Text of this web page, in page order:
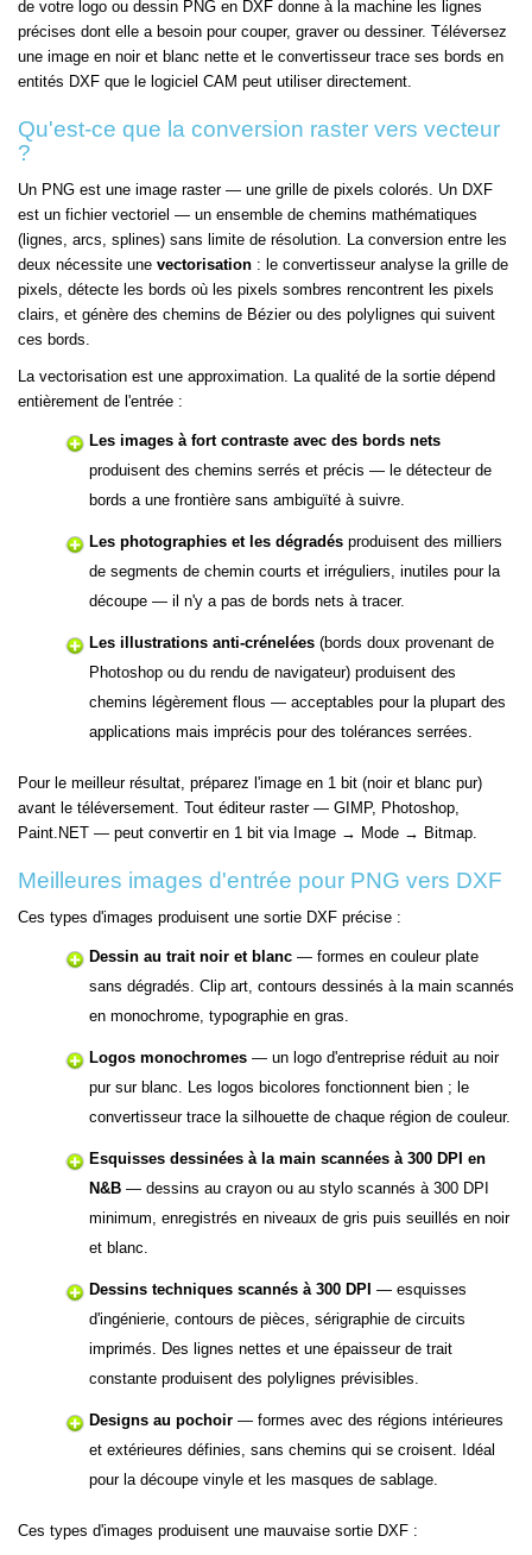
de votre logo ou dessin PNG en DXF donne à la machine les lignes
précises dont elle a besoin pour couper, graver ou dessiner. Téléversez
une image en noir et blanc nette et le convertisseur trace ses bords en
entités DXF que le logiciel CAM peut utiliser directement.
Qu'est-ce que la conversion raster vers vecteur
?
Un PNG est une image raster — une grille de pixels colorés. Un DXF
est un fichier vectoriel — un ensemble de chemins mathématiques
(lignes, arcs, splines) sans limite de résolution. La conversion entre les
deux nécessite une vectorisation : le convertisseur analyse la grille de
pixels, détecte les bords où les pixels sombres rencontrent les pixels
clairs, et génère des chemins de Bézier ou des polylignes qui suivent
ces bords.
La vectorisation est une approximation. La qualité de la sortie dépend
entièrement de l'entrée :
Les images à fort contraste avec des bords nets
produisent des chemins serrés et précis — le détecteur de
bords a une frontière sans ambiguïté à suivre.
Les photographies et les dégradés produisent des milliers
de segments de chemin courts et irréguliers, inutiles pour la
découpe — il n'y a pas de bords nets à tracer.
Les illustrations anti-crénelées (bords doux provenant de
Photoshop ou du rendu de navigateur) produisent des
chemins légèrement flous — acceptables pour la plupart des
applications mais imprécis pour des tolérances serrées.
Pour le meilleur résultat, préparez l'image en 1 bit (noir et blanc pur)
avant le téléversement. Tout éditeur raster — GIMP, Photoshop,
Paint.NET — peut convertir en 1 bit via Image → Mode → Bitmap.
Meilleures images d'entrée pour PNG vers DXF
Ces types d'images produisent une sortie DXF précise :
Dessin au trait noir et blanc — formes en couleur plate
sans dégradés. Clip art, contours dessinés à la main scannés
en monochrome, typographie en gras.
Logos monochromes — un logo d'entreprise réduit au noir
pur sur blanc. Les logos bicolores fonctionnent bien ; le
convertisseur trace la silhouette de chaque région de couleur.
Esquisses dessinées à la main scannées à 300 DPI en
N&B — dessins au crayon ou au stylo scannés à 300 DPI
minimum, enregistrés en niveaux de gris puis seuillés en noir
et blanc.
Dessins techniques scannés à 300 DPI — esquisses
d'ingénierie, contours de pièces, sérigraphie de circuits
imprimés. Des lignes nettes et une épaisseur de trait
constante produisent des polylignes prévisibles.
Designs au pochoir — formes avec des régions intérieures
et extérieures définies, sans chemins qui se croisent. Idéal
pour la découpe vinyle et les masques de sablage.
Ces types d'images produisent une mauvaise sortie DXF :